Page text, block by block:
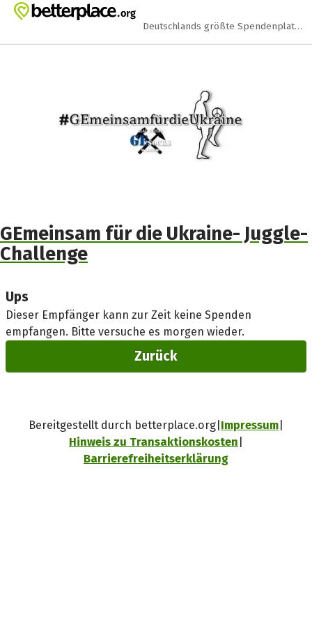
Zum Hauptinhalt springen
Erklärung zur Barrierefreiheit anzeigen
Deutschlands größte Spendenplattform
GEmeinsam für die Ukraine- Juggle-
Challenge
Ups
Dieser Empfänger kann zur Zeit keine Spenden
empfangen. Bitte versuche es morgen wieder.
Zurück
Bereitgestellt durch betterplace.org Impressum
Hinweis zu Transaktionskosten
Barrierefreiheitserklärung